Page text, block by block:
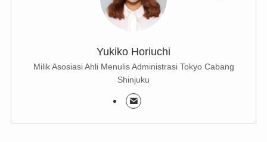
Yukiko Horiuchi
Milik Asosiasi Ahli Menulis Administrasi Tokyo Cabang
Shinjuku